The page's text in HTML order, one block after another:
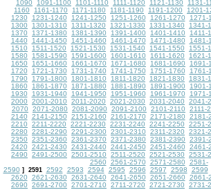
1090
1091-1100 1101-1110 1111-1120 1121-1130
1131-
1160
1161-1170 1171-1180 1181-1190 1191-1200
1201-
1230
1231-1240 1241-1250 1251-1260 1261-1270
1271-
1300
1301-1310 1311-1320 1321-1330 1331-1340
1341-
1370
1371-1380 1381-1390 1391-1400 1401-1410
1411-
1440
1441-1450 1451-1460 1461-1470 1471-1480
1481-
1510
1511-1520 1521-1530 1531-1540 1541-1550
1551-
1580
1581-1590 1591-1600 1601-1610 1611-1620
1621-
1650
1651-1660 1661-1670 1671-1680 1681-1690
1691-
1720
1721-1730 1731-1740 1741-1750 1751-1760
1761-
1790
1791-1800 1801-1810 1811-1820 1821-1830
1831-
1860
1861-1870 1871-1880 1881-1890 1891-1900
1901-
1930
1931-1940 1941-1950 1951-1960 1961-1970
1971-
2000
2001-2010 2011-2020 2021-2030 2031-2040
2041-
2070
2071-2080 2081-2090 2091-2100 2101-2110
2111-
2140
2141-2150 2151-2160 2161-2170 2171-2180
2181-
2210
2211-2220 2221-2230 2231-2240 2241-2250
2251-
2280
2281-2290 2291-2300 2301-2310 2311-2320
2321-
2350
2351-2360 2361-2370 2371-2380 2381-2390
2391-
2420
2421-2430 2431-2440 2441-2450 2451-2460
2461-
2490
2491-2500 2501-2510 2511-2520 2521-2530
2531-
2560
2561-2570 2571-2580
2581-
2590 ] 2591 2592 2593 2594 2595 2596 2597 2598
2599
2620
2621-2630 2631-2640 2641-2650 2651-2660
2661-
2690
2691-2700 2701-2710 2711-2720 2721-2730
2731-